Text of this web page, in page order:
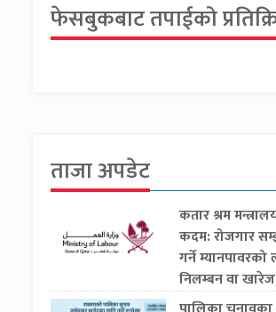
फेसबुकबाट तपाईको
ताजा अपडेट
कतार श्रम
कदम: रोजगार
गर्ने
निलम्बन वा